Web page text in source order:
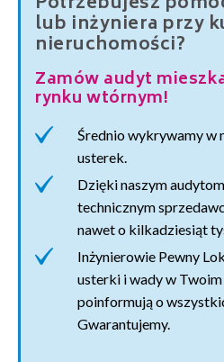
lub inżyniera przy
nieruchomości?
Zamów audyt
rynku wtórnym!
Średnio wykrywamy w
usterek.
Dzięki naszym
technicznym
nawet o kilkadziesiąt
Inżynierowie Pewny
usterki i wady w
poinformują o
Gwarantujemy.